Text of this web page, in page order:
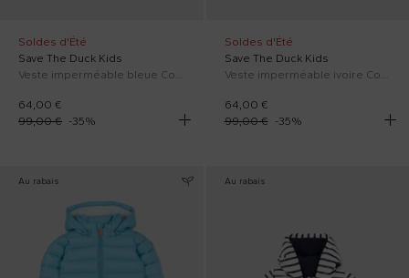
Soldes d'Été
Save The Duck Kids
Veste imperméable bleue Coco pour bébé garçon avec logo
64,00 €
99,00 € -35%
Soldes d'Été
Save The Duck Kids
Veste imperméable ivoire Coco pour nouveau-nés
64,00 €
99,00 €
-35%
Au rabais Au rabais